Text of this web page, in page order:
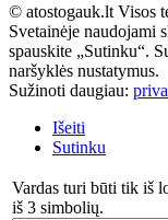
© atostogauk.lt Visos
Svetainėje naudojami
spauskite „Sutinku“.
naršyklės nustatymus.
Sužinoti daugiau:
Išeiti
Sutinku
Vardas turi būti tik iš
iš 3 simbolių.